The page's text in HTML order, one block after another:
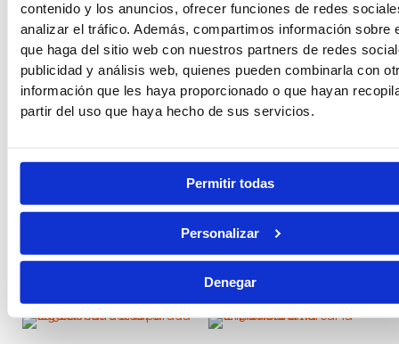
contenido y los anuncios, ofrecer funciones de redes
analizar el tráfico. Además, compartimos información sobre
que haga del sitio web con nuestros partners de redes
publicidad y análisis web, quienes pueden combinarla con
información que les haya proporcionado o que hayan
partir del uso que haya hecho de sus servicios.
Permitir todas
Personalizar
Denegar
Mejores oposiciones con ESO en 2026
Leer más »
15/07/2026
13/07/2026
Lo último en #Redes